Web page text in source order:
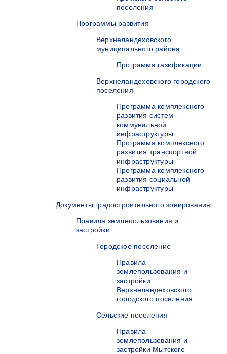
поселения
Программы развития
Верхнеландеховского
муниципального района
Программа газификации
Верхнеландеховского городского
поселения
Программа комплексного
развития систем
коммунальной
инфраструктуры
Программа комплексного
развития транспортной
инфраструктуры
Программа комплексного
развития социальной
инфраструктуры
Документы градостроительного зонирования
Правила землепользования и
застройки
Городское поселение
Правила
землепользования и
застройки
Верхнеландеховского
городского поселения
Сельские поселения
Правила
землепользования и
застройки Мытского